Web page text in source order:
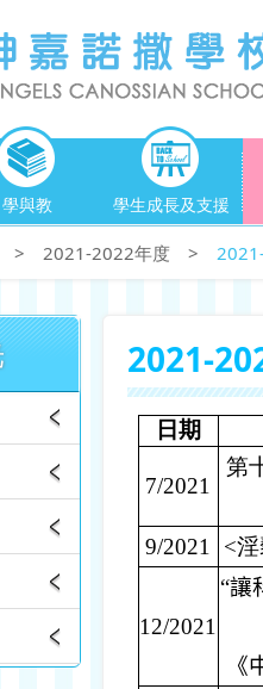
學與教 學生成長及支援
> 2021-2022年度 >
2021-
日期
7/2021
第
9/2021 <
12/2021
“讓
《